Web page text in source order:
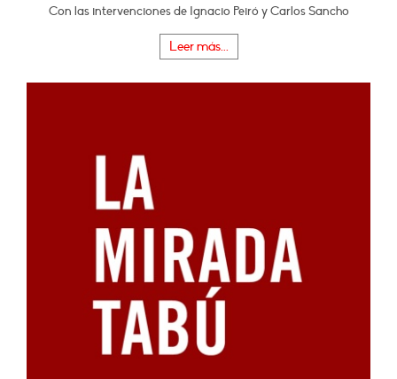
Con las intervenciones de Ignacio Peiró y Carlos Sancho
Leer más...